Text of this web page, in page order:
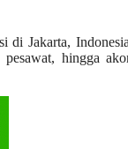
Jakarta,
hingga